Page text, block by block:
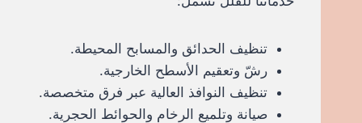
تنظيف الحدائق والمسابح المحيطة.
رشّ وتعقيم الأسطح الخارجية.
تنظيف النوافذ العالية عبر فرق متخصصة.
صيانة وتلميع الرخام والحوائط الحجرية.